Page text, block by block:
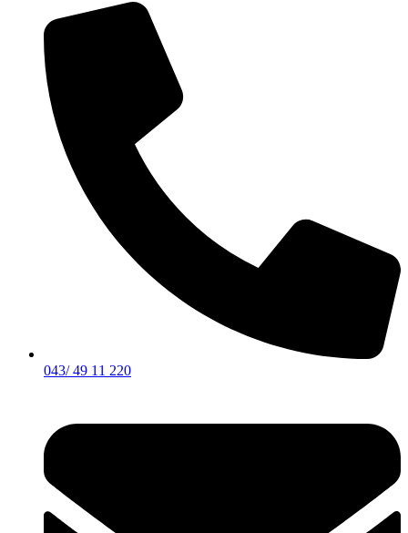
043/ 49 11 220